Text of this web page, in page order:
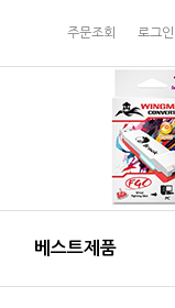
주문조회 로그인
베스트제품